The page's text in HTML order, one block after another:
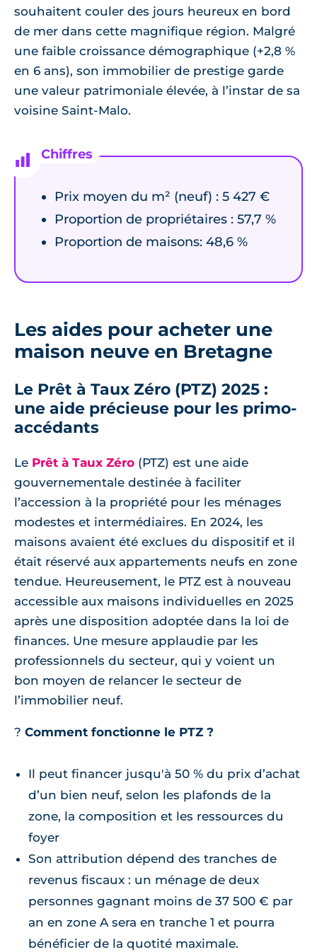
souhaitent couler des jours heureux en bord
de mer dans cette magnifique région. Malgré
une faible croissance démographique (+2,8 %
en 6 ans), son immobilier de prestige garde
une valeur patrimoniale élevée, à l’instar de sa
voisine Saint-Malo.
Prix moyen du m² (neuf) : 5 427 €
Proportion de propriétaires : 57,7 %
Proportion de maisons: 48,6 %
Les aides pour acheter une
maison neuve en Bretagne
Le Prêt à Taux Zéro (PTZ) 2025 :
une aide précieuse pour les primo-
accédants
Le Prêt à Taux Zéro (PTZ) est une aide
gouvernementale destinée à faciliter
l’accession à la propriété pour les ménages
modestes et intermédiaires. En 2024, les
maisons avaient été exclues du dispositif et il
était réservé aux appartements neufs en zone
tendue. Heureusement, le PTZ est à nouveau
accessible aux maisons individuelles en 2025
après une disposition adoptée dans la loi de
finances. Une mesure applaudie par les
professionnels du secteur, qui y voient un
bon moyen de relancer le secteur de
l’immobilier neuf.
? Comment fonctionne le PTZ ?
Il peut financer jusqu'à 50 % du prix d’achat
d’un bien neuf, selon les plafonds de la
zone, la composition et les ressources du
foyer
Son attribution dépend des tranches de
revenus fiscaux : un ménage de deux
personnes gagnant moins de 37 500 € par
an en zone A sera en tranche 1 et pourra
bénéficier de la quotité maximale.